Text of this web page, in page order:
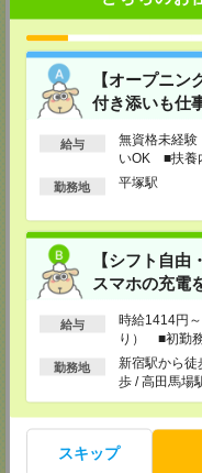
【オープニ
付き添いも仕
給与
無資格未経
いOK ■扶養
以上
勤務地 平塚駅
【シフト自
スマホの充電
給与
時給1414円
り） ■初勤
る
勤務地
新宿駅から徒
歩 / 高田馬場
スキップ
東京都新宿区西新宿 1-6-1
TEL：0120-659-458
MAIL：
担当：採用担当
CS立川支店
〒190-0012
東京都立川市曙町2-34-7 フ
TEL：0120-659-460
担当：採用担当
CS横浜支店
〒220-8136
神奈川県横浜市西区みなと
TEL：0120-659-459
MAIL：
〒330-0854 埼玉県さいた
TEL：0120-769-355
MAIL：
担当：採用担当
CS高崎支店